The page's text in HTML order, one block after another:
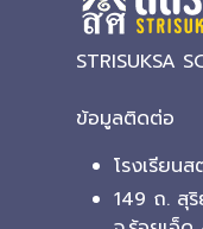
STRISUKSA
ข้อมูลติดต่อ
โรงเรียน
149 ถ. สุริ